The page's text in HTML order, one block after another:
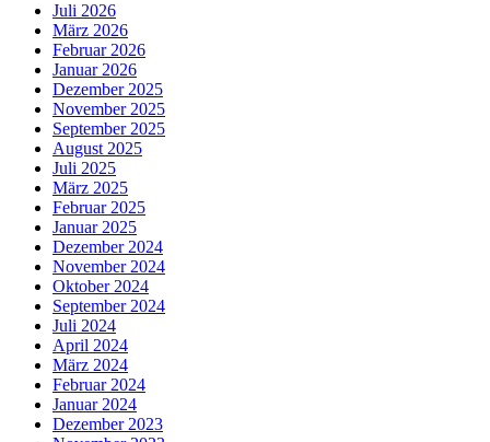
Juli 2026
März 2026
Februar 2026
Januar 2026
Dezember 2025
November 2025
September 2025
August 2025
Juli 2025
März 2025
Februar 2025
Januar 2025
Dezember 2024
November 2024
Oktober 2024
September 2024
Juli 2024
April 2024
März 2024
Februar 2024
Januar 2024
Dezember 2023